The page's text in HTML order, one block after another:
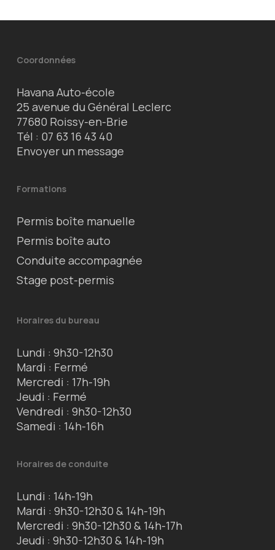
Coordonnées
Havana Auto-école
25 avenue du Général Leclerc
77680 Roissy-en-Brie
Tél : 07 63 16 43 40
Envoyer un message
Formations
Permis boîte manuelle
Permis boîte auto
Conduite accompagnée
Stage post-permis
Horaires du bureau
Lundi : 9h30-12h30
Mardi : Fermé
Mercredi : 17h-19h
Jeudi : Fermé
Vendredi : 9h30-12h30
Samedi : 14h-16h
Horaires de conduite
Lundi : 14h-19h
Mardi : 9h30-12h30 & 14h-19h
Mercredi : 9h30-12h30 & 14h-17h
Jeudi : 9h30-12h30 & 14h-19h